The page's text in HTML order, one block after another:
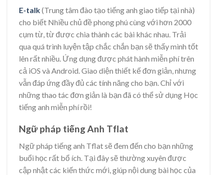
E-talk(Trung tâm đào tạo tiếng anh giao tiếp tại nhà)
cho biết Nhiều chủ đề phong phú cùng với hơn 2000
cụm từ, từ được chia thành các bài khác nhau. Trải
qua quá trình luyện tập chắc chắn bạn sẽ thấy mình tốt
lên rất nhiều. Ứng dụng được phát hành miễn phí trên
cả iOS và Android. Giao diện thiết kế đơn giản, nhưng
vẫn đáp ứng đầy đủ các tính năng cho bạn. Chỉ với
những thao tác đơn giản là bạn đã có thể sử dụng Học
tiếng anh miễn phí rồi!
Ngữ pháp tiếng Anh Tflat
Ngữ pháp tiếng anh Tflat sẽ đem đến cho bạn những
buổi học rất bổ ích. Tại đây sẽ thường xuyên được
cập nhật các kiến thức mới, giúp nội dung bài học của